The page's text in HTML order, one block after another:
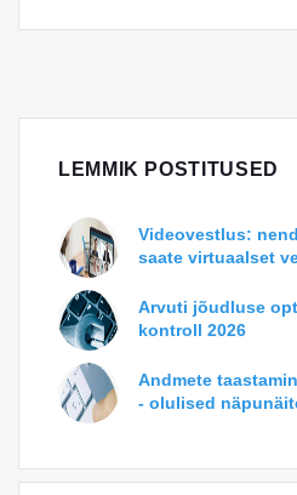
LEMMIK POSTITUSED
Videovestlus:
saate virtuaalset
Arvuti jõudluse
kontroll 2026
Andmete
- olulised